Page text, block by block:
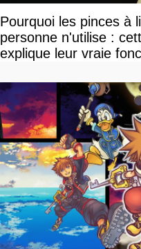
Pourquoi les pinces à
personne n'utilise :
explique leur vraie